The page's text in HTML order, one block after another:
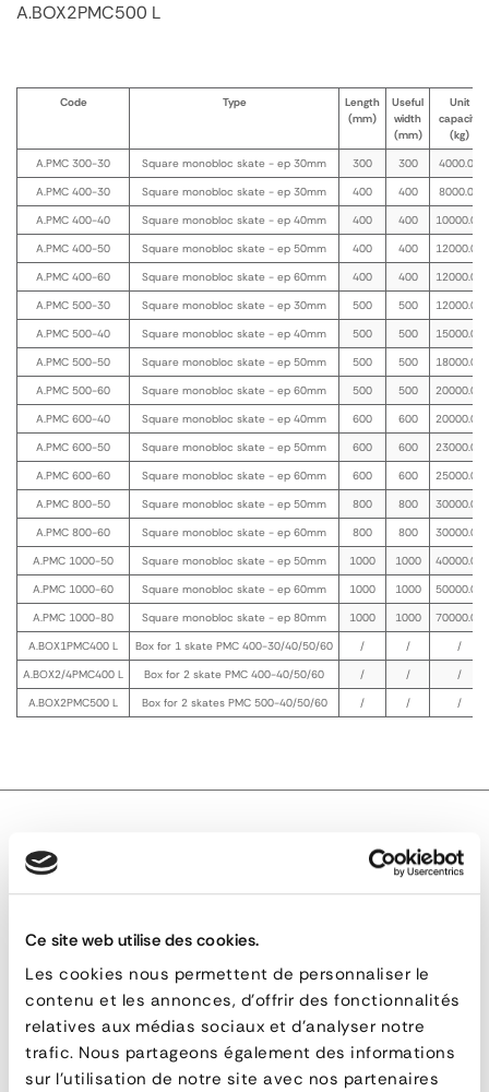
Ce site web utilise des cookies.
Les cookies nous permettent de personnaliser le
contenu et les annonces, d'offrir des fonctionnalités
relatives aux médias sociaux et d'analyser notre
trafic. Nous partageons également des informations
sur l'utilisation de notre site avec nos partenaires
A.BOX2PMC500 L
Code Type
Length
(mm)
Useful
width
(mm)
Unit
capacity
(kg)
A.PMC 300-30
Square monobloc skate - ep 30mm 300 300
4000.00
A.PMC 400-30
Square monobloc skate - ep 30mm 400 400
8000.00
A.PMC 400-40
Square monobloc skate - ep 40mm 400 400
10000.00
A.PMC 400-50
Square monobloc skate - ep 50mm 400 400
12000.00
A.PMC 400-60
Square monobloc skate - ep 60mm 400 400
12000.00
A.PMC 500-30
Square monobloc skate - ep 30mm 500 500
12000.00
A.PMC 500-40
Square monobloc skate - ep 40mm 500 500
15000.00
A.PMC 500-50
Square monobloc skate - ep 50mm 500 500
18000.00
A.PMC 500-60
Square monobloc skate - ep 60mm 500 500
20000.00
A.PMC 600-40
Square monobloc skate - ep 40mm 600 600
20000.00
A.PMC 600-50
Square monobloc skate - ep 50mm 600 600
23000.00
A.PMC 600-60
Square monobloc skate - ep 60mm 600 600
25000.00
A.PMC 800-50
Square monobloc skate - ep 50mm 800 800
30000.00
A.PMC 800-60
Square monobloc skate - ep 60mm 800 800
30000.00
A.PMC 1000-50
Square monobloc skate - ep 50mm 1000 1000
40000.00
A.PMC 1000-60
Square monobloc skate - ep 60mm 1000 1000
50000.00
A.PMC 1000-80
Square monobloc skate - ep 80mm 1000 1000
70000.00
A.BOX1PMC400 L
Box for 1 skate PMC 400-30/40/50/60 / /
/
A.BOX2/4PMC400 L
Box for 2 skate PMC 400-40/50/60 / /
/
A.BOX2PMC500 L
Box for 2 skates PMC 500-40/50/60 / / /
TECHNICAL DESCRIPTION
Square
MonoblocRELATED PRODUCTS